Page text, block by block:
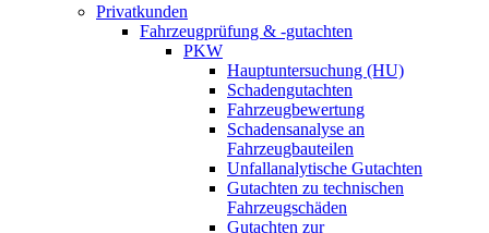
Privatkunden
Fahrzeugprüfung & -gutachten
PKW
Hauptuntersuchung (HU)
Schadengutachten
Fahrzeugbewertung
Schadensanalyse an
Fahrzeugbauteilen
Unfallanalytische Gutachten
Gutachten zu technischen
Fahrzeugschäden
Gutachten zur